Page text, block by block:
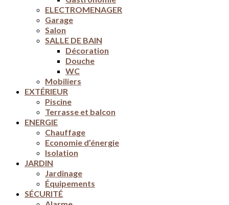
ELECTROMENAGER
Garage
Salon
SALLE DE BAIN
Décoration
Douche
WC
Mobiliers
EXTÉRIEUR
Piscine
Terrasse et balcon
ENERGIE
Chauffage
Economie d’énergie
Isolation
JARDIN
Jardinage
Équipements
SÉCURITÉ